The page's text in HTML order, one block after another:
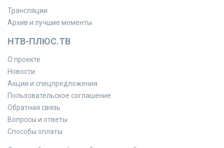
Трансляции
Архив и лучшие моменты
НТВ-ПЛЮС.ТВ
О проекте
Новости
Акции и спецпредложения
Пользовательское соглашение
Обратная связь
Вопросы и ответы
Способы оплаты